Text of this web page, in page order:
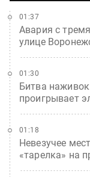
Авария с
улице
01:37
Битва
проигрывает
01:30
Невезучее
«тарелка» на
01:18